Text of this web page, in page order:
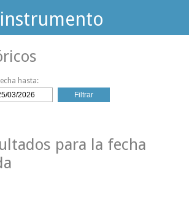
instrumento
hasta:
para la fecha